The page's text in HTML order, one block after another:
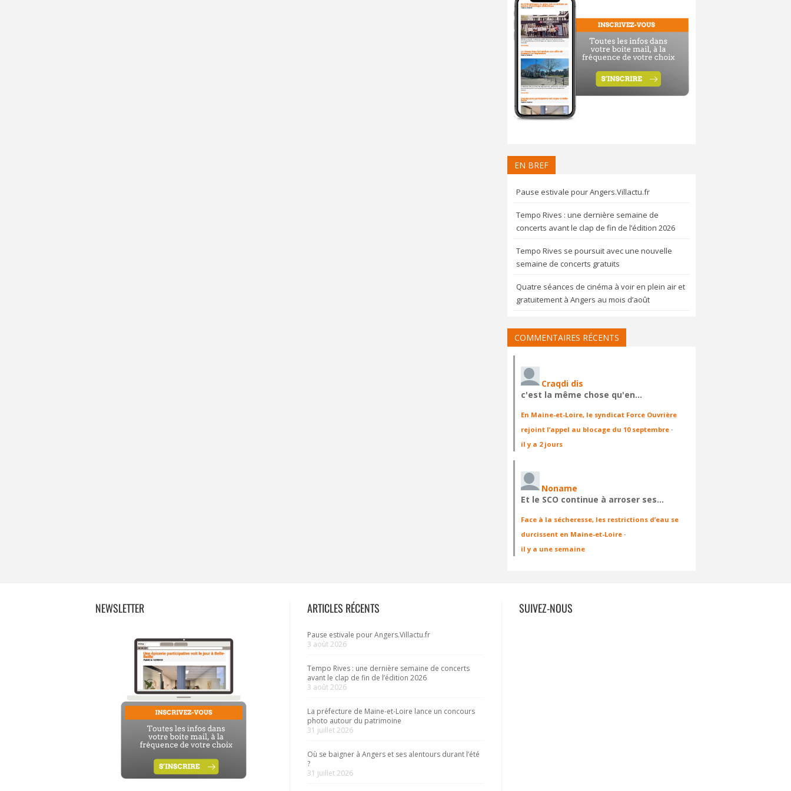
EN BREF
Pause estivale pour Angers.Villactu.fr
Tempo Rives : une dernière semaine de
concerts avant le clap de fin de l’édition 2026
Tempo Rives se poursuit avec une nouvelle
semaine de concerts gratuits
Quatre séances de cinéma à voir en plein air et
gratuitement à Angers au mois d’août
COMMENTAIRES RÉCENTS
Craqdi dis
c'est la même chose qu'en…
En Maine-et-Loire, le syndicat Force Ouvrière
rejoint l’appel au blocage du 10 septembre ·
il y a 2 jours
Noname
Et le SCO continue à arroser ses…
Face à la sécheresse, les restrictions d’eau se
durcissent en Maine-et-Loire ·
il y a une semaine
NEWSLETTER ARTICLES RÉCENTS
Pause estivale pour Angers.Villactu.fr
3 août 2026
Tempo Rives : une dernière semaine de concerts
avant le clap de fin de l’édition 2026
3 août 2026
La préfecture de Maine-et-Loire lance un concours
photo autour du patrimoine
31 juillet 2026
Où se baigner à Angers et ses alentours durant l’été
?
31 juillet 2026
SUIVEZ-NOUS